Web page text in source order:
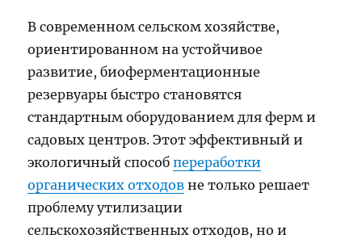
В современном сельском хозяйстве,
ориентированном на устойчивое
развитие, биоферментационные
резервуары быстро становятся
стандартным оборудованием для ферм и
садовых центров. Этот эффективный и
экологичный способпереработки
органических отходов не только решает
проблему утилизации
сельскохозяйственных отходов, но и